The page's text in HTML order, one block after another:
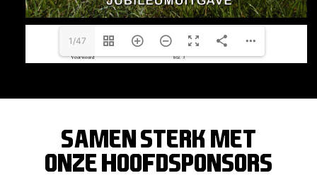
1/47
SAMEN STERK MET
ONZE hoofdsponsors